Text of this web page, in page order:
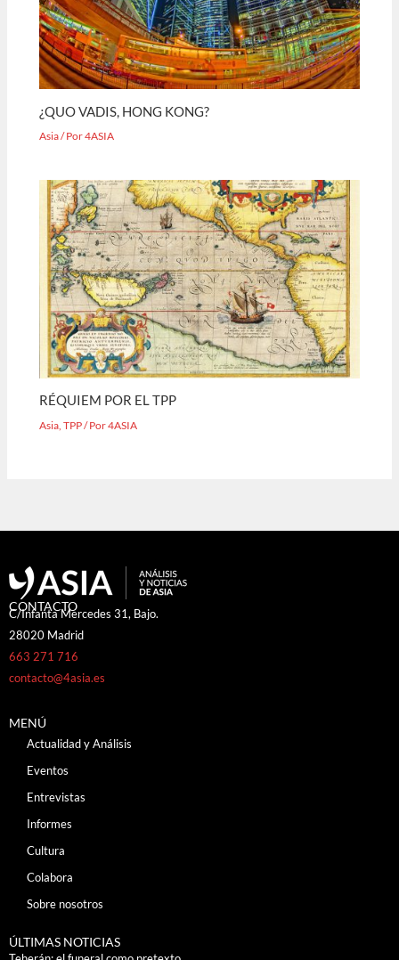
¿QUO VADIS, HONG KONG?
Asia/ Por4ASIA
RÉQUIEM POR EL TPP
Asia ,TPP/ Por4ASIA
CONTACTO
C/Infanta Mercedes 31, Bajo.
28020 Madrid
663 271 716
contacto@4asia.es
MENÚ
Actualidad y Análisis
Eventos
Entrevistas
Informes
Cultura
Colabora
Sobre nosotros
ÚLTIMAS NOTICIAS